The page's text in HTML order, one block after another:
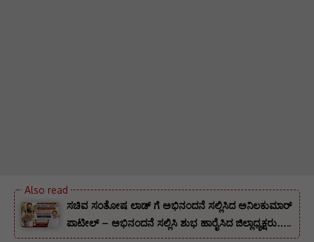
ಸಚಿವ ಸಂತೋಷ ಲಾಡ್ ಗೆ ಅಭಿನಂದನೆ ಸಲ್ಲಿಸಿದ ಅನಿಲಕುಮಾರ್
ಪಾಟೀಲ್ – ಅಭಿನಂದನೆ ಸಲ್ಲಿಸಿ ಶುಭ ಹಾರೈಸಿದ ಜಿಲ್ಲಾಧ್ಯಕ್ಷರು…..